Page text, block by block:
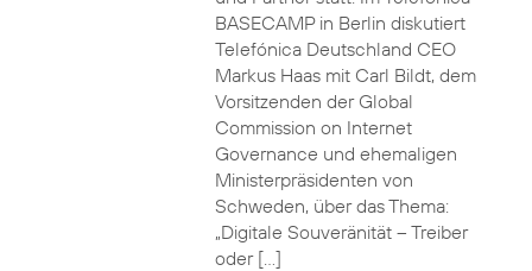
BASECAMP in Berlin diskutiert
Telefónica Deutschland CEO
Markus Haas mit Carl Bildt, dem
Vorsitzenden der Global
Commission on Internet
Governance und ehemaligen
Ministerpräsidenten von
Schweden, über das Thema:
„Digitale Souveränität – Treiber
oder […]